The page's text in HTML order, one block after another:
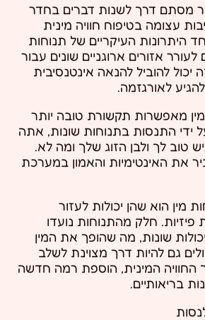
מסתם דרך לשנות דברים בחדר
עצומה בטיפוח חוויה מינית
היתרונות העיקריים של תנוחות
אזורים ארוגניים שונים עבור
יכול להוביל להנאה אינטנסיבית
לאורגזמה.
מאפשרות תקשורת טובה יותר
על ידי התנסות בתנוחות שונות, אתה
טוב לך ולבן הזוג שלך ומה לא.
את האינטימיות והאמון במערכת
מין הוא שהן יכולות לעזור
חלק מהתנוחות נועדו
שונות, מה שהופך את המין
גם להיות דרך מצוינת לשלב
החוויה המינית, הוספת רמה חדשה
בריאותיים.